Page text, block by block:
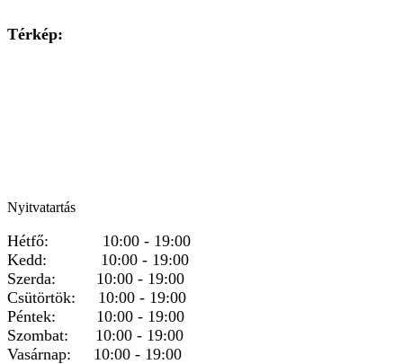
Térkép:
Nyitvatartás
Hétfő: 10:00 - 19:00
Kedd: 10:00 - 19:00
Szerda: 10:00 - 19:00
Csütörtök: 10:00 - 19:00
Péntek: 10:00 - 19:00
Szombat: 10:00 - 19:00
Vasárnap: 10:00 - 19:00